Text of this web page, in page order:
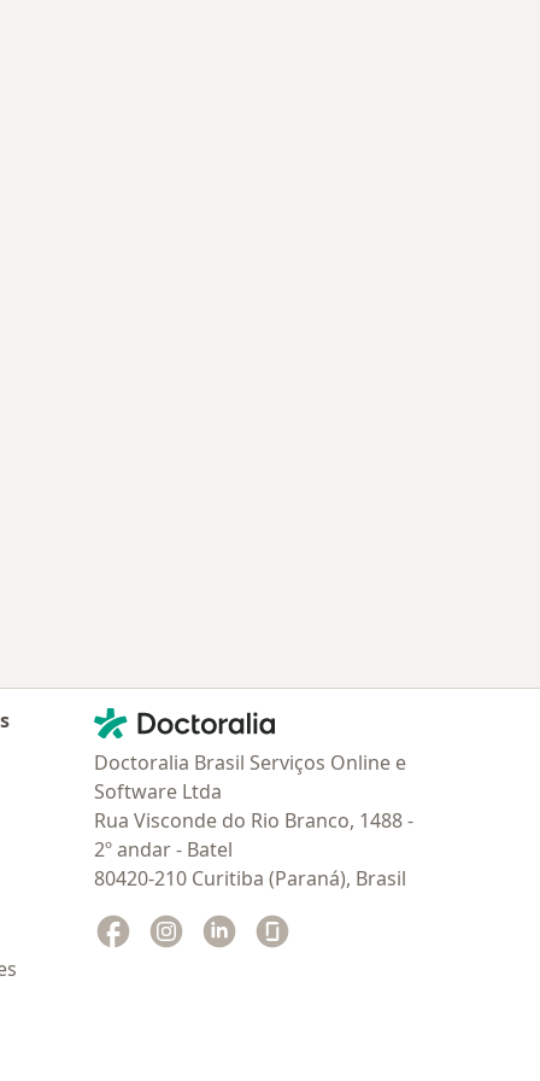
Contato
Doctoralia - Homepage
Doctoralia Brasil Serviços Online e
Software Ltda
Rua Visconde do Rio Branco, 1488 -
2º andar - Batel
80420-210 Curitiba (Paraná), Brasil
Facebook
abre num novo separador
Instagram
abre num novo separador
Linkedin
abre num novo separador